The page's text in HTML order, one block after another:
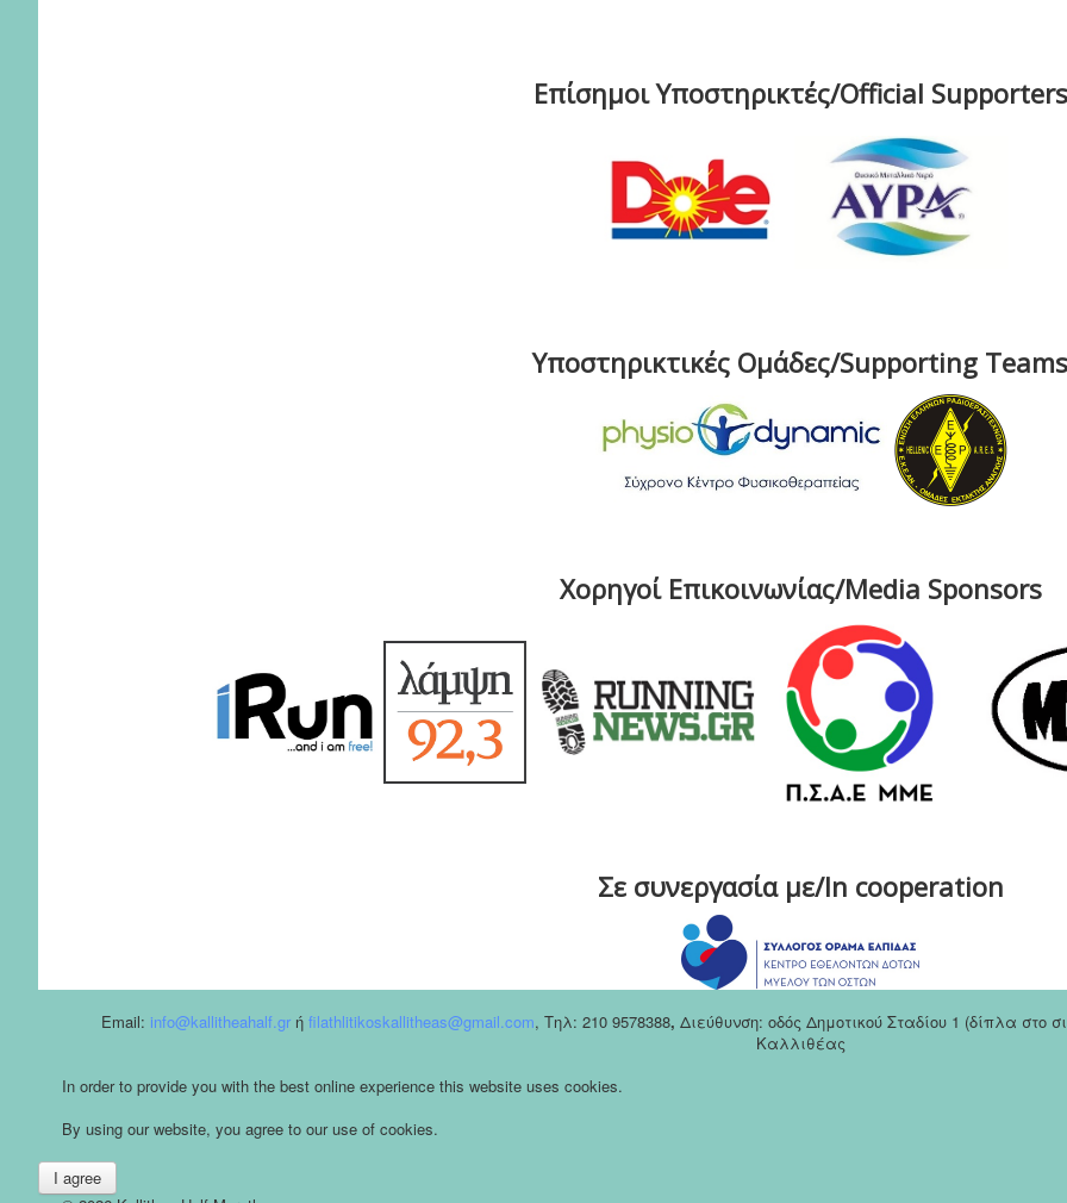
Επίσημοι Υποστηρικτές/Official Supporters
Υποστηρικτικές Ομάδες/Supporting Teams
Χορηγοί Επικοινωνίας/Media Sponsors
Σε συνεργασία με/In cooperation
Email: info@kallitheahalf.gr ή filathlitikoskallitheas@gmail.com, Tηλ: 210 9578388, Διεύθυνση: οδός Δημοτικού Σταδίου 1 (δίπλα
Καλλιθέας
In order to provide you with the best online experience this website uses cookies.
By using our website, you agree to our use of cookies.
I agree